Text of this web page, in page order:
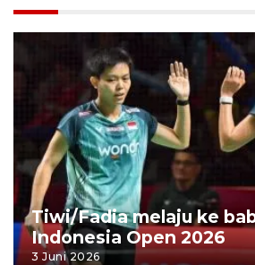
Tiwi/Fadia melaju ke
Indonesia Open 2026
3 Juni 2026